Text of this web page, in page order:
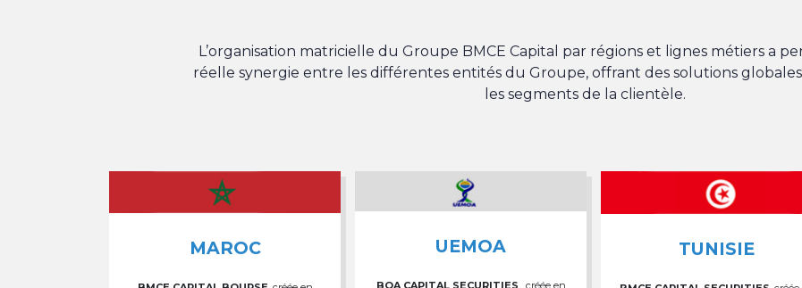
L’organisation matricielle du Groupe BMCE Capital par régions et lignes métiers a
réelle synergie entre les différentes entités du Groupe, offrant des solutions
les segments de la clientèle.
MAROC UEMOA
BOA CAPITAL SECURITIES , créée en
TUNISIE